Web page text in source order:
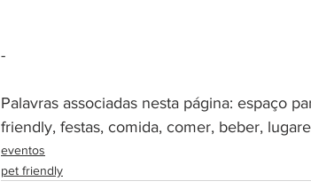
-
Palavras associadas nesta página: espaço
friendly, festas, comida, comer, beber,
eventos
pet friendly